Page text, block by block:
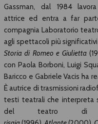
Gassman, dal 1984
attrice ed entra a far
compagnia Laboratorio
agli spettacoli più
Storia di Romeo e Giulietta
con Paola Borboni, Luigi
Baricco e Gabriele Vacis ha
È autrice di trasmissioni
testi teatrali che interpreta
del teatro di